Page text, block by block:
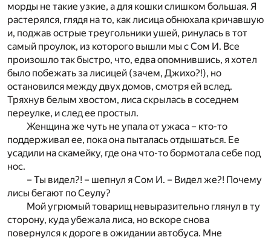
морды не такие узкие, а для кошки слишком большая. Я
растерялся, глядя на то, как лисица обнюхала кричавшую
и, поджав острые треугольники ушей, ринулась в тот
самый проулок, из которого вышли мы с Сом И. Все
произошло так быстро, что, едва опомнившись, я хотел
было побежать за лисицей (зачем, Джихо?!), но
остановился между двух домов, смотря ей вслед.
Тряхнув белым хвостом, лиса скрылась в соседнем
переулке, и след ее простыл.
Женщина же чуть не упала от ужаса – кто-то
поддерживал ее, пока она пыталась отдышаться. Ее
усадили на скамейку, где она что-то бормотала себе под
нос.
– Ты видел?! – шепнул я Сом И. – Видел же?! Почему
лисы бегают по Сеулу?
Мой угрюмый товарищ невыразительно глянул в ту
сторону, куда убежала лиса, но вскоре снова
повернулся к дороге в ожидании автобуса. Мне